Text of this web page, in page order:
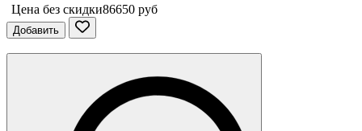
Цена без скидки86650 руб
Добавить